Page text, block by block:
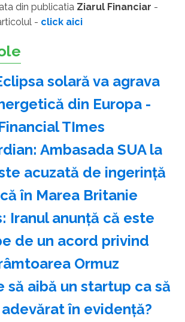
din publicatia Ziarul Financiar -
- click aici
solară va agrava
din Europa -
TImes
Ambasada SUA la
acuzată de ingerinţă
în Marea Britanie
Iranul anunţă că este
de un acord privind
Ormuz
să aibă un startup ca să
în evidență?